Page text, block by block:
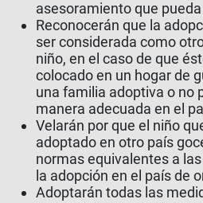
asesoramiento que
Reconocerán que la
ser considerada como
niño, en el caso de que
colocado en un hogar de
una familia adoptiva o no
manera adecuada en el
Velarán por que el niño
adoptado en otro país
normas equivalentes a
la adopción en el país de
Adoptarán todas las